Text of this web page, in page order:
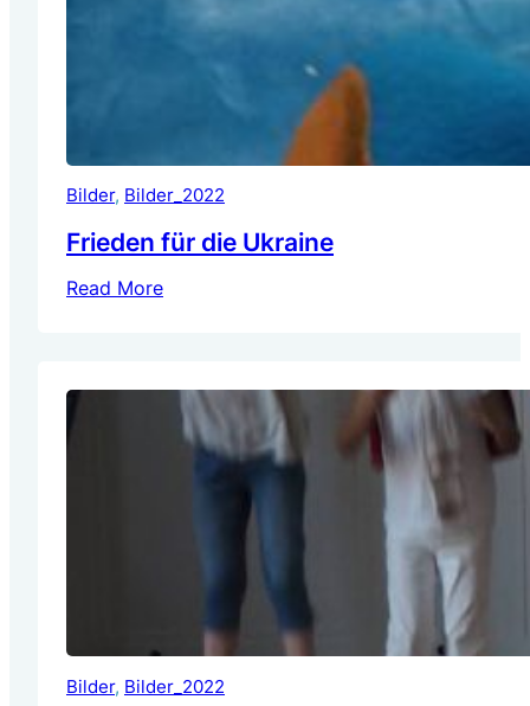
Bilder, Bilder_2022
Frieden für die Ukraine
Read More
Bilder, Bilder_2022